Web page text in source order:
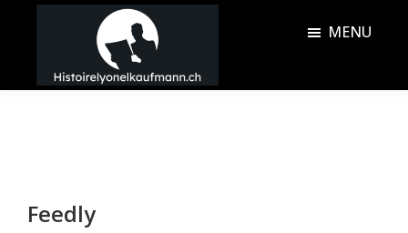
principal
barreHistoire
MENU
Feedly